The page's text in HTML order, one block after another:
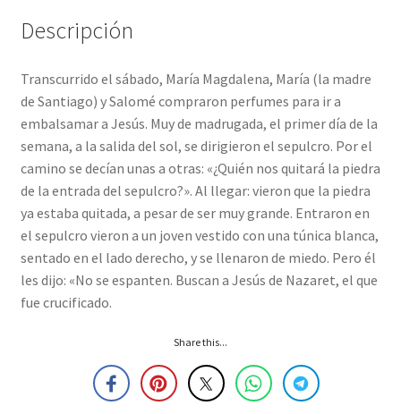
Descripción
Transcurrido el sábado, María Magdalena, María (la madre
de Santiago) y Salomé compraron perfumes para ir a
embalsamar a Jesús. Muy de madrugada, el primer día de la
semana, a la salida del sol, se dirigieron el sepulcro. Por el
camino se decían unas a otras: «¿Quién nos quitará la piedra
de la entrada del sepulcro?». Al llegar: vieron que la piedra
ya estaba quitada, a pesar de ser muy grande. Entraron en
el sepulcro vieron a un joven vestido con una túnica blanca,
sentado en el lado derecho, y se llenaron de miedo. Pero él
les dijo: «No se espanten. Buscan a Jesús de Nazaret, el que
fue crucificado.
Share this...